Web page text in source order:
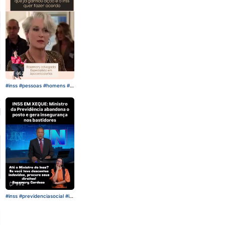
ca AuxilioDoenca
462
#inss #pessoas #homens #m
992
#inss #previdenciasocial #id